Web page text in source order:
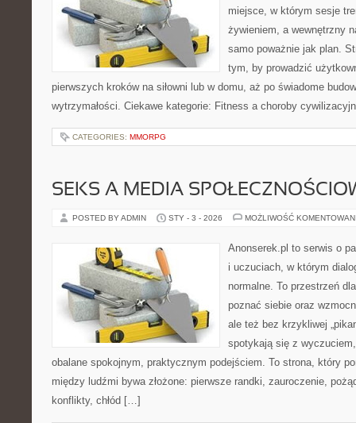
miejsce, w którym sesje
żywieniem, a wewnętrzny
samo poważnie jak plan.
tym, by prowadzić
pierwszych kroków na siłowni lub w domu, aż po świadome
wytrzymałości. Ciekawe kategorie: Fitness a choroby
CATEGORIES: MMORPG
SEKS A MEDIA
POSTED BY ADMIN STY - 3 - 2026 MOŻLIWOŚĆ
Anonserek.pl to serwis o
i uczuciach, w którym
normalne. To przestrzeń
poznać siebie oraz
ale też bez krzykliwej
spotykają się z
obalane spokojnym, praktycznym podejściem. To strona, który
między ludźmi bywa złożone: pierwsze randki, zauroczenie,
konflikty, chłód […]